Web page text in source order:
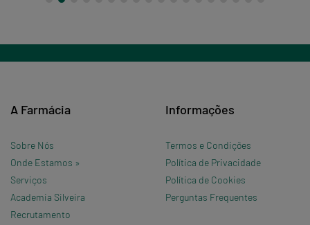
A Farmácia
Sobre Nós
Onde Estamos »
Serviços
Academia Silveira
Recrutamento
Informações
Termos e Condições
Política de Privacidade
Política de Cookies
Perguntas Frequentes